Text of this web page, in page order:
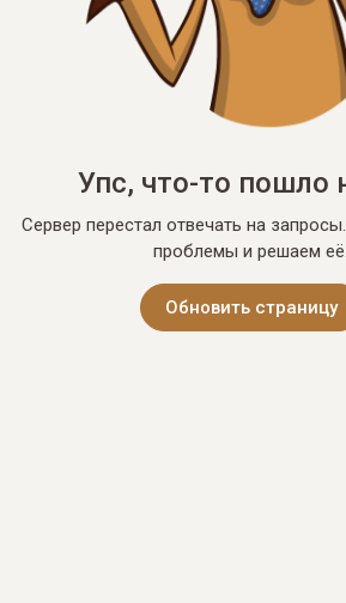
Упс, что-то пошло
Сервер перестал отвечать на
проблемы и решаем её.
Обновить страницу